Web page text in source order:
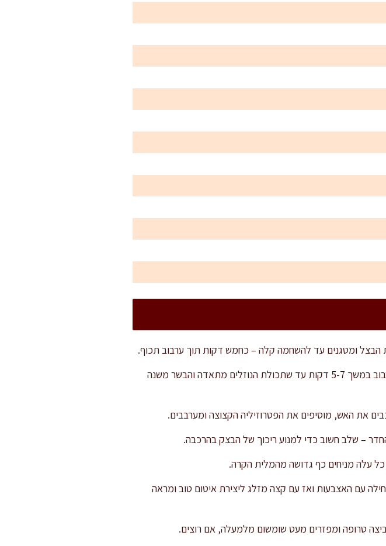
ומטגנים עד להשחמה קלה – כחמש דקות תוך ערבוב תכוף.
מוסיפים את השום, ואז את הבשר הטחון. מפוררים את הבשר תוך ערבוב במשך 5-7 דקות עד שתכולת הנוזלים מתאדה והבשר משנה
את האש, מוסיפים את הפטרוזיליה הקצוצה ומערבבים.
– שלב חשוב כדי למנוע ריכוך של הבצק בהרכבה.
עלה מניחים כף גדושה מהמלית הקרה.
עם האצבעות ואז עם קצה מזלג ליצירת איטום טוב ומראה
טרופה ומפזרים מעט שומשום מלמעלה, אם רוצים.